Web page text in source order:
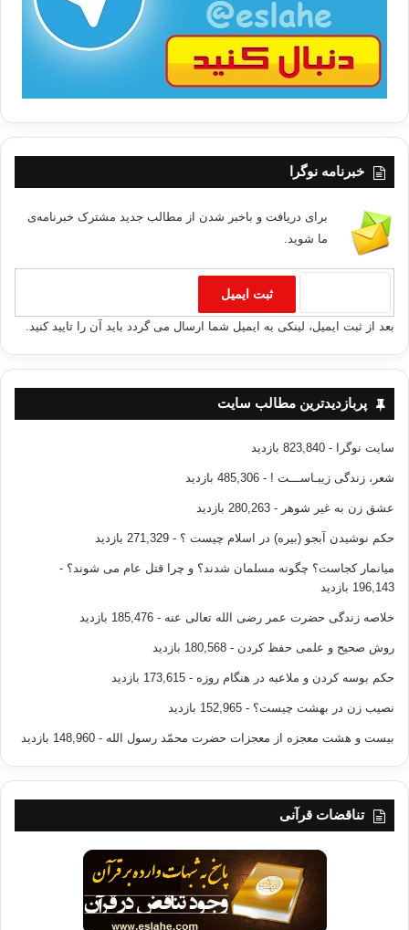
خبرنامه نوگرا
برای دریافت و باخبر شدن از مطالب جدید مشترک خبرنامه‌ی
ما شوید.
بعد از ثبت ایمیل، لینکی به ایمیل شما ارسال می گردد باید آن را تایید کنید.
پربازدیدترین مطالب سایت
سایت نوگرا - 823,840 بازدید
شعر، زندگی زیبـاســـت ! - 485,306 بازدید
عشق زن به غیر شوهر - 280,263 بازدید
حکم نوشیدن آبجو (بیره) در اسلام چیست ؟ - 271,329 بازدید
میانمار کجاست؟ چگونه مسلمان شدند؟ و چرا قتل عام می شوند؟ -
196,143 بازدید
خلاصه زندگی حضرت عمر رضی الله تعالی عنه - 185,476 بازدید
روش صحیح و علمی حفظ کردن - 180,568 بازدید
حکم بوسه کردن و ملاعبه در هنگام روزه - 173,615 بازدید
نصیب زن در بهشت چیست؟ - 152,965 بازدید
بیست و هشت معجزه از معجزات حضرت محمّد رسول الله - 148,960 بازدید
تناقضات قرآنی